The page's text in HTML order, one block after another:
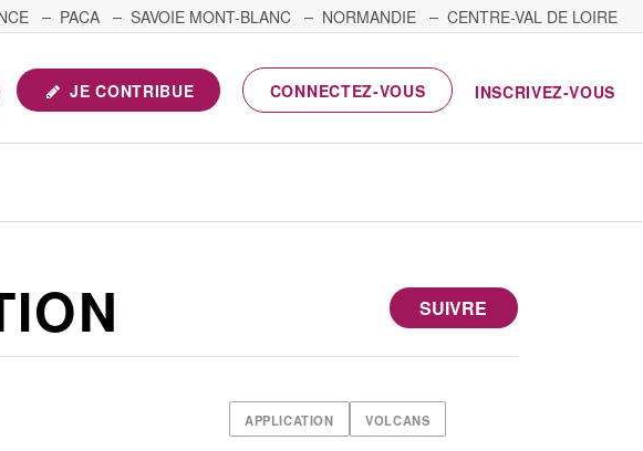
PACA SAVOIE MONT-BLANC NORMANDIE
CENTRE-VAL DE LOIRE
JE CONTRIBUE CONNECTEZ-VOUS INSCRIVEZ-VOUS
SUIVRE
APPLICATION VOLCANS